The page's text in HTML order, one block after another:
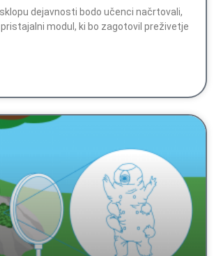
dejavnosti bodo učenci načrtovali,
modul, ki bo zagotovil preživetje